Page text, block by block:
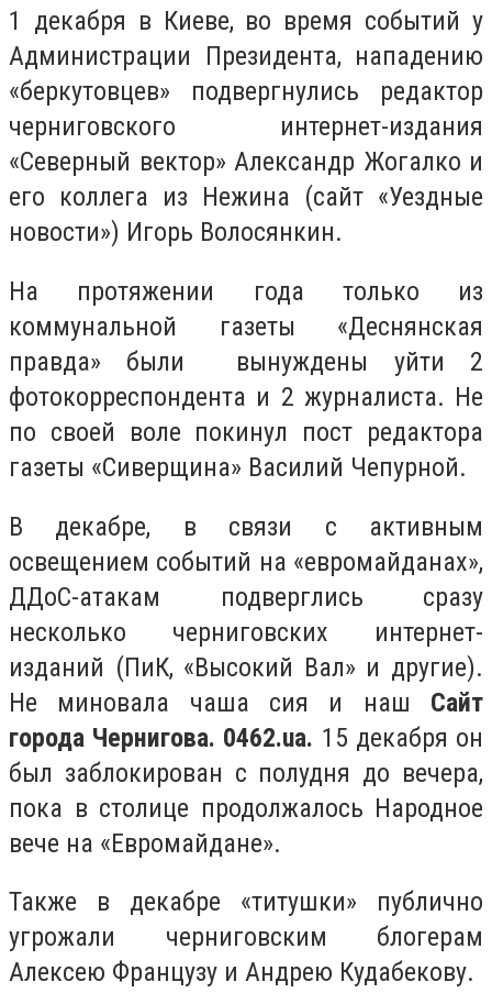
1 декабря в Киеве, во время событий у
Администрации Президента, нападению
«беркутовцев» подвергнулись редактор
черниговского интернет-издания
«Северный вектор» Александр Жогалко и
его коллега из Нежина (сайт «Уездные
новости») Игорь Волосянкин.
На протяжении года только из
коммунальной газеты «Деснянская
правда» были вынуждены уйти 2
фотокорреспондента и 2 журналиста. Не
по своей воле покинул пост редактора
газеты «Сиверщина» Василий Чепурной.
В декабре, в связи с активным
освещением событий на «евромайданах»,
ДДоС-атакам подверглись сразу
несколько черниговских интернет-
изданий (ПиК, «Высокий Вал» и другие).
Не миновала чаша сия и наш Сайт
города Чернигова. 0462.ua. 15 декабря он
был заблокирован с полудня до вечера,
пока в столице продолжалось Народное
вече на «Евромайдане».
Также в декабре «титушки» публично
угрожали черниговским блогерам
Алексею Французу и Андрею Кудабекову.